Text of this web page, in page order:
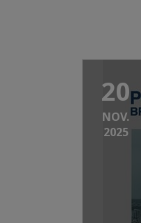
20
NOV.
2025